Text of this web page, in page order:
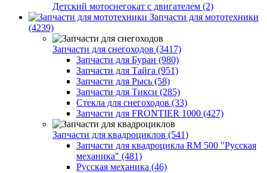
Детский мотоснегокат с двигателем (2)
Запчасти для мототехники
(4239)
Запчасти для снегоходов (3417)
Запчасти для Буран (980)
Запчасти для Тайга (951)
Запчасти для Рысь (58)
Запчасти для Тикси (285)
Стекла для снегоходов (33)
Запчасти для FRONTIER 1000 (427)
Запчасти для квадроциклов (541)
Запчасти для квадроцикла RM 500 "Русская
механика" (481)
Русская механика (46)